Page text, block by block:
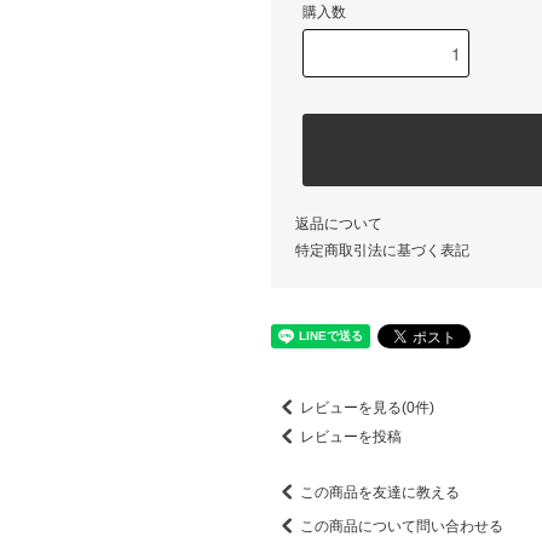
購入数
返品について
特定商取引法に基づく表記
レビューを見る(0件)
レビューを投稿
この商品を友達に教える
この商品について問い合わせる